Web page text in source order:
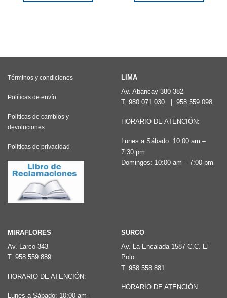
Las
pueden
en
la
página
de
producto
opciones
se
pueden
en
la
Términos y condiciones
Políticas de envío
Políticas de cambios y
devoluciones
Políticas de privacidad
LIMA
Av. Abancay 380-382
T. 980 071 030 958 559 098
HORARIO DE ATENCIÓN:
Lunes a Sábado: 10:00 am –
7:30 pm
Domingos: 10:00 am – 7:00 pm
MIRAFLORES
Av. Larco 343
T. 958 559 889
HORARIO DE ATENCIÓN:
Lunes a Sábado: 10:00 am –
SURCO
Av. La Encalada 1587 C.C. El
Polo
T. 958 558 881
HORARIO DE ATENCIÓN: